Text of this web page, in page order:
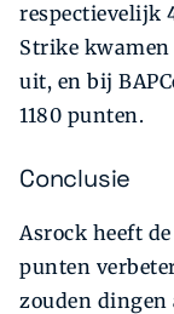
respectievelijk
Strike kwamen
uit, en bij
1180 punten.
Conclusie
Asrock heeft
punten
zouden